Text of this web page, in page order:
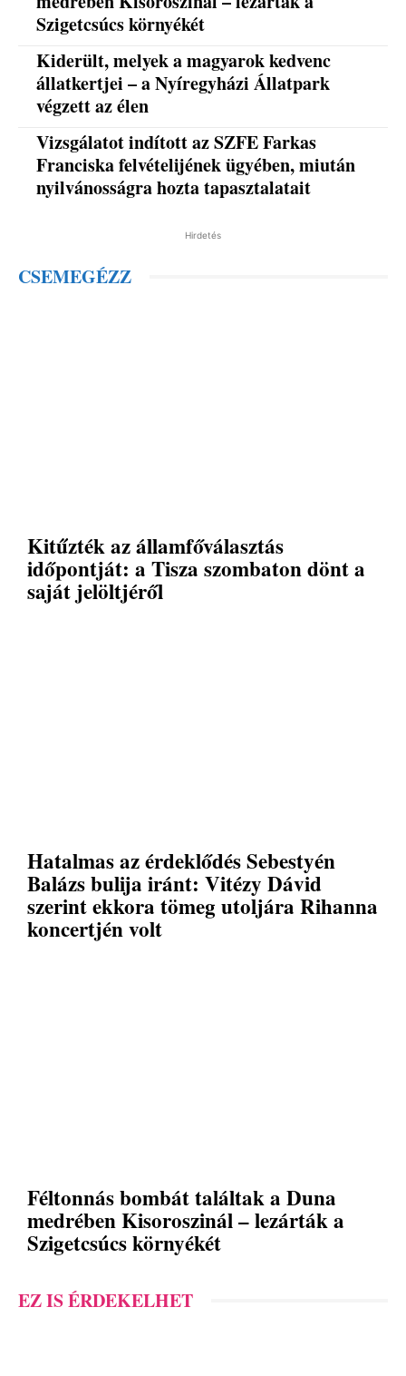
Szigetcsúcs környékét
Kiderült, melyek a magyarok kedvenc
állatkertjei – a Nyíregyházi Állatpark
végzett az élen
Vizsgálatot indított az SZFE Farkas
Franciska felvételijének ügyében, miután
nyilvánosságra hozta tapasztalatait
Hirdetés
CSEMEGÉZZ
Kitűzték az államfőválasztás
időpontját: a Tisza szombaton dönt a
saját jelöltjéről
Hatalmas az érdeklődés Sebestyén
Balázs bulija iránt: Vitézy Dávid
szerint ekkora tömeg utoljára Rihanna
koncertjén volt
Féltonnás bombát találtak a Duna
medrében Kisoroszinál – lezárták a
Szigetcsúcs környékét
EZ IS ÉRDEKELHET